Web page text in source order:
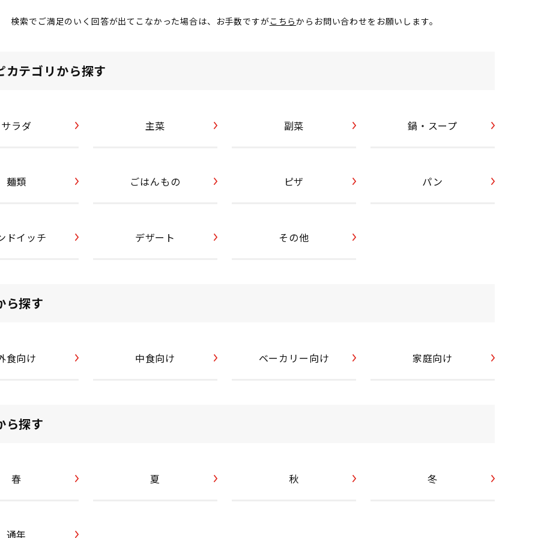
検索でご満足のいく回答が出てこなかった場合は、お手数ですがこちらからお問い合わせをお願いします。
カテゴリから探す
サラダ 主菜 副菜 鍋・スープ
麺類 ごはんもの ピザ パン
ドイッチ デザート その他
ら探す
食向け 中食向け ベーカリー向け 家庭向け
ら探す
春 夏 秋 冬
通年